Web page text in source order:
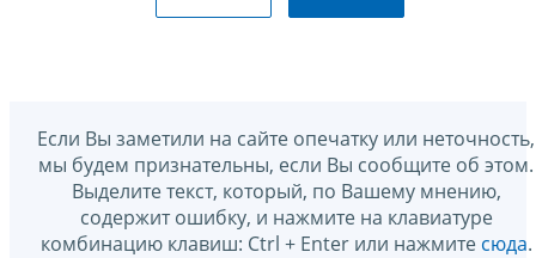
Если Вы заметили на сайте опечатку или неточность,
мы будем признательны, если Вы сообщите об этом.
Выделите текст, который, по Вашему мнению,
содержит ошибку, и нажмите на клавиатуре
комбинацию клавиш: Ctrl + Enter или нажмите сюда.